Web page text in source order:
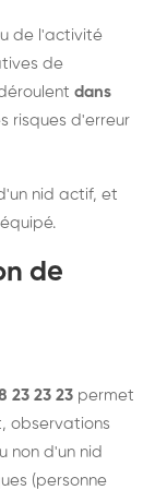
de l'activité
de
dans
risques d'erreur
nid actif, et
de
23 23 23 permet
observations
non d'un nid
(personne